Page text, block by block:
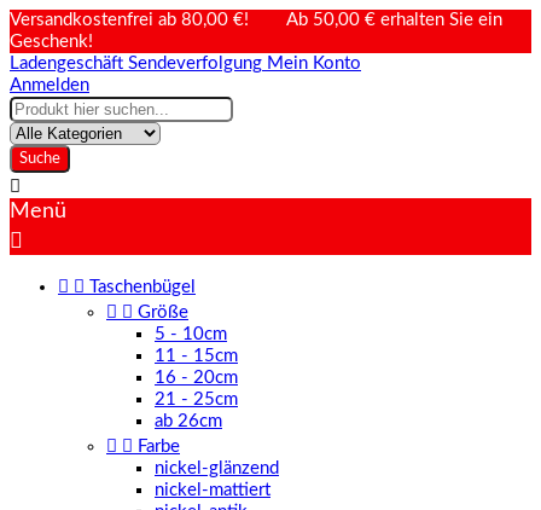
Versandkostenfrei ab 80,00 €! Ab 50,00 € erhalten Sie ein
Geschenk!
Ladengeschäft Sendeverfolgung Mein Konto
Anmelden
Suche

Menü

 
Taschenbügel
  Größe
5 - 10cm
11 - 15cm
16 - 20cm
21 - 25cm
ab 26cm
  Farbe
nickel-glänzend
nickel-mattiert